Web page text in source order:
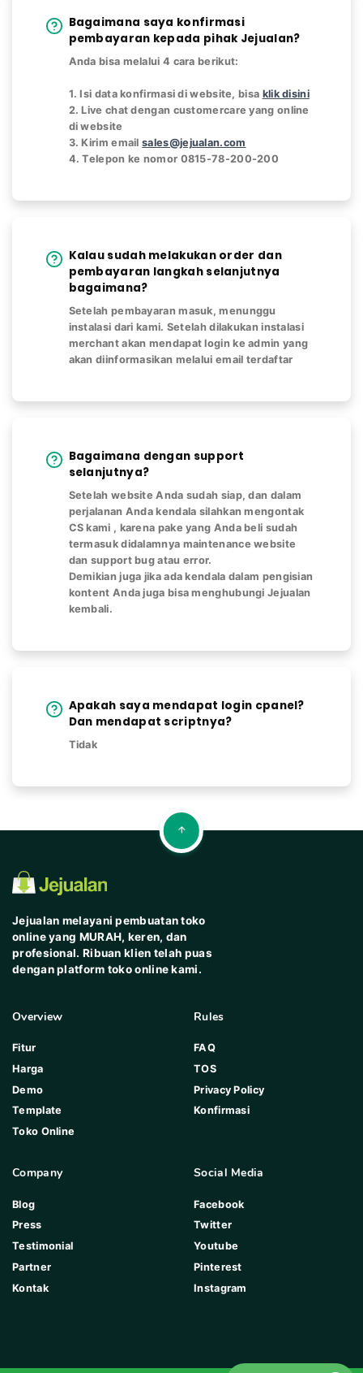
Bagaimana saya konfirmasi
pembayaran kepada pihak Jejualan?
Anda bisa melalui 4 cara berikut:
1. Isi data konfirmasi di website, bisa klik disini
2. Live chat dengan customercare yang online
di website
3. Kirim emailsales@jejualan.com
4. Telepon ke nomor 0815-78-200-200
Kalau sudah melakukan order dan
pembayaran langkah selanjutnya
bagaimana?
Setelah pembayaran masuk, menunggu
instalasi dari kami. Setelah dilakukan instalasi
merchant akan mendapat login ke admin yang
akan diinformasikan melalui email terdaftar
Bagaimana dengan support
selanjutnya?
Setelah website Anda sudah siap, dan dalam
perjalanan Anda kendala silahkan mengontak
CS kami , karena pake yang Anda beli sudah
termasuk didalamnya maintenance website
dan support bug atau error.
Demikian juga jika ada kendala dalam pengisian
kontent Anda juga bisa menghubungi Jejualan
kembali.
Apakah saya mendapat login cpanel?
Dan mendapat scriptnya?
Tidak
Jejualan melayani pembuatan toko
online yang MURAH, keren, dan
profesional. Ribuan klien telah puas
dengan platform toko online kami.
Overview
Fitur
Harga
Demo
Template
Toko Online
Rules
FAQ
TOS
Privacy Policy
Konfirmasi
Company
Blog
Press
Testimonial
Partner
Kontak
Social Media
Facebook
Twitter
Youtube
Pinterest
Instagram